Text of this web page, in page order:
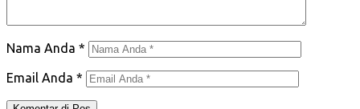
Nama Anda *
Email Anda *